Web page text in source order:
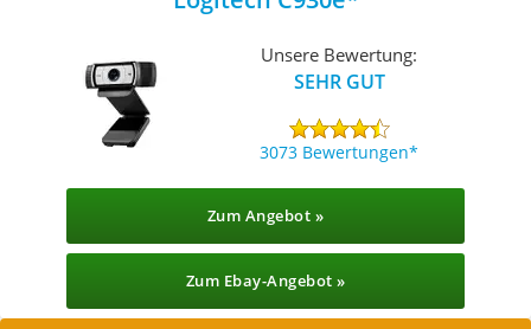
Unsere Bewertung:
SEHR GUT
3073 Bewertungen
Zum Angebot »
Zum Ebay-Angebot »